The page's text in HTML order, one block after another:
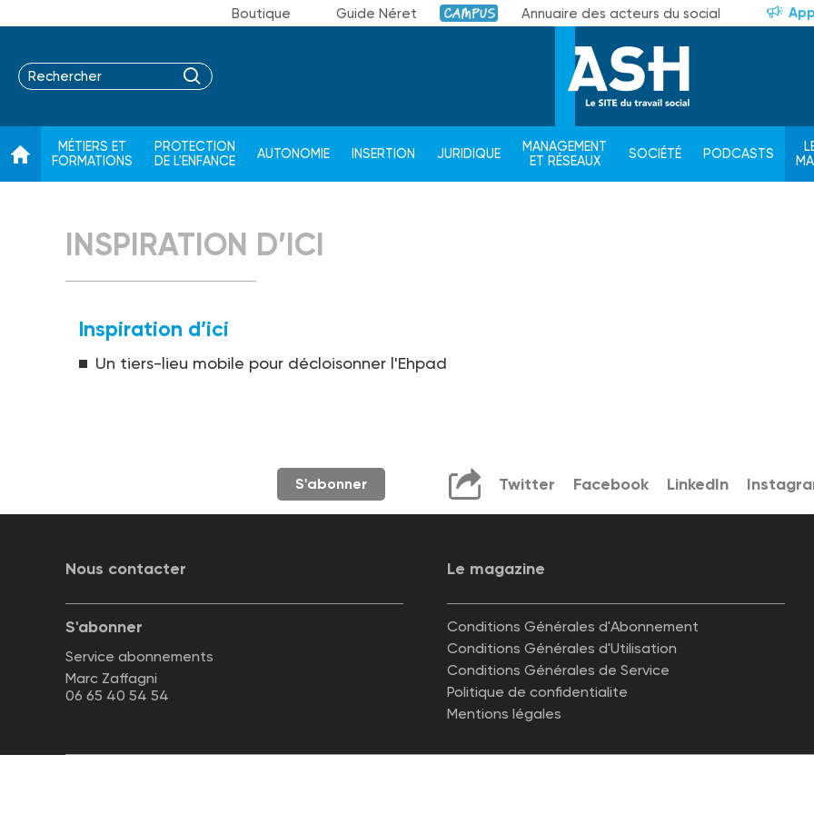
Boutique Guide Néret Campus Annuaire des acteurs du social
MÉTIERS ET
FORMATIONS
PROTECTION
DE L'ENFANCE
AUTONOMIE INSERTION JURIDIQUE
MANAGEMENT
ET RÉSEAUX
SOCIÉTÉ PODCASTS
INSPIRATION D’ICI
Inspiration d’ici
Un tiers-lieu mobile pour décloisonner l'Ehpad
S'abonner Twitter Facebook LinkedIn
Nous contacter Le magazine
S'abonner
Service abonnements
Marc Zaffagni
06 65 40 54 54
Conditions Générales d'Abonnement
Conditions Générales d'Utilisation
Conditions Générales de Service
Politique de confidentialite
Mentions légales